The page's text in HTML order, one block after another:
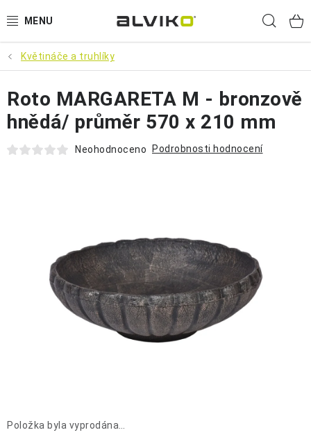
na
VÝPRODEJ
🌱 ZAHRADA 🌱
💦 SUDY NA VODU 💦
🐕‍🦺 DOMÁCÍ MAZLÍČCI 🐈
SUDY NA VÍNO
OCHRANNÉ POMŮCKY
REKLAMAČNÍ ŘÁD
Květináče a truhlíky
Položka byla vyprodána…
Roto MARGARETA M - bronzově
hnědá/ průměr 570 x 210 mm
Neohodnoceno Podrobnosti hodnocení